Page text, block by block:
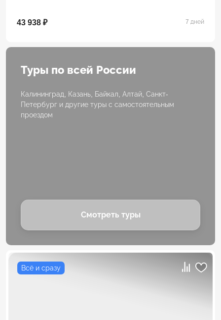
43 938 ₽ 7 дней
Туры по всей России
Калининград, Казань, Байкал, Алтай, Санкт-
Петербург и другие туры с самостоятельным
проездом
Смотреть туры
Всё и сразу